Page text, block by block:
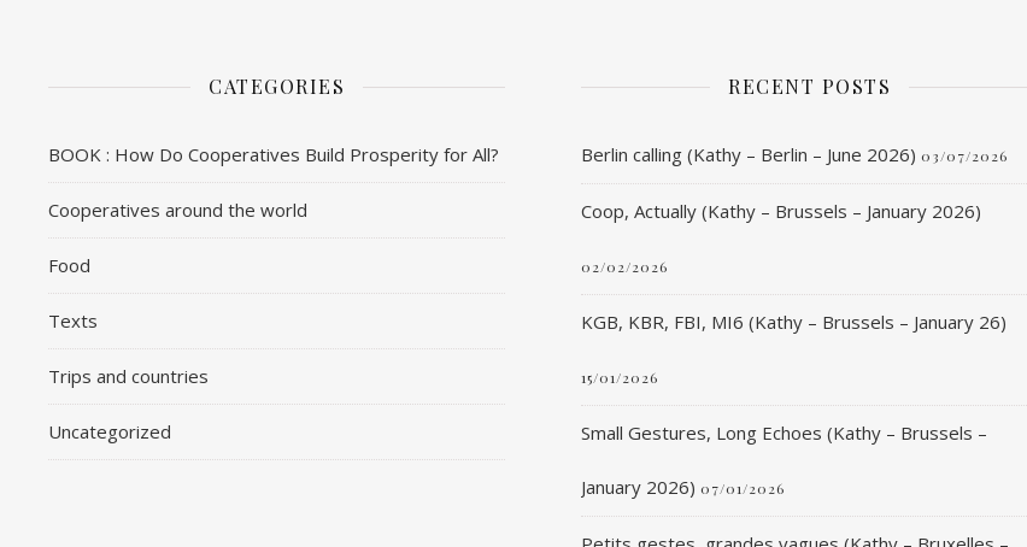
CATEGORIES
BOOK : How Do Cooperatives Build Prosperity for All?
Cooperatives around the world
Food
Texts
Trips and countries
Uncategorized
RECENT POSTS
Berlin calling (Kathy – Berlin – June 2026) 03/07/2026
Coop, Actually (Kathy – Brussels – January 2026)
02/02/2026
KGB, KBR, FBI, MI6 (Kathy – Brussels – January 26)
15/01/2026
Small Gestures, Long Echoes (Kathy – Brussels –
January 2026) 07/01/2026